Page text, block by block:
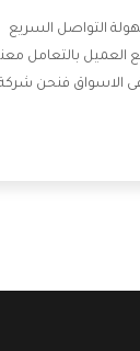
التواصل السريع
العميل بالتعامل
الاسواق فنحن
تكون منها خدمة